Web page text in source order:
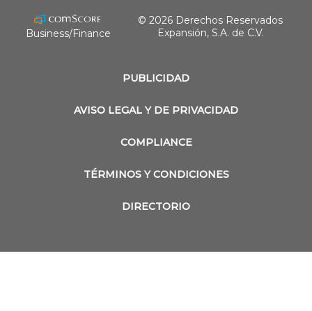
PUBLICIDAD
AVISO LEGAL Y DE PRIVACIDAD
COMPLIANCE
TÉRMINOS Y CONDICIONES
DIRECTORIO
Business/Finance
© 2026 Derechos Reservados
Expansión, S.A. de C.V.